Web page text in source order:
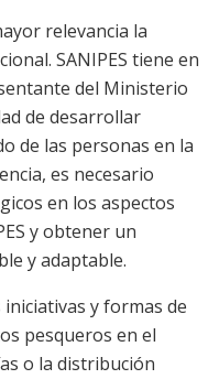
relevancia la
SANIPES tiene en
del Ministerio
de desarrollar
de las personas en la
es necesario
en los aspectos
y obtener un
y adaptable.
y formas de
pesqueros en el
o la distribución